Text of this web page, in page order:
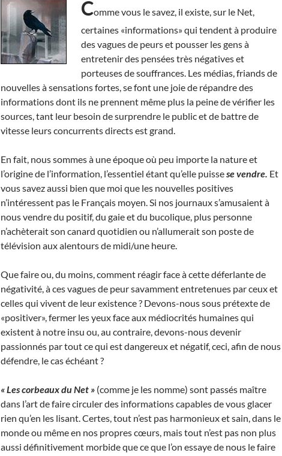
Comme vous le savez, il existe, sur le Net,
certaines «informations» qui tendent à produire
des vagues de peurs et pousser les gens à
entretenir des pensées très négatives et
porteuses de souffrances. Les médias, friands de
nouvelles à sensations fortes, se font une joie de répandre des
informations dont ils ne prennent même plus la peine de vérifier les
sources, tant leur besoin de surprendre le public et de battre de
vitesse leurs concurrents directs est grand.
En fait, nous sommes à une époque où peu importe la nature et
l’origine de l’information, l’essentiel étant qu’elle puissese vendre. Et
vous savez aussi bien que moi que les nouvelles positives
n’intéressent pas le Français moyen. Si nos journaux s’amusaient à
nous vendre du positif, du gaie et du bucolique, plus personne
n’achèterait son canard quotidien ou n’allumerait son poste de
télévision aux alentours de midi/une heure.
Que faire ou, du moins, comment réagir face à cette déferlante de
négativité, à ces vagues de peur savamment entretenues par ceux et
celles qui vivent de leur existence ? Devons-nous sous prétexte de
«positiver», fermer les yeux face aux médiocrités humaines qui
existent à notre insu ou, au contraire, devons-nous devenir
passionnés par tout ce qui est dangereux et négatif, ceci, afin de nous
défendre, le cas échéant ?
« Les corbeaux du Net » (comme je les nomme) sont passés maître
dans l’art de faire circuler des informations capables de vous glacer
rien qu’en les lisant. Certes, tout n’est pas harmonieux et sain, dans le
monde ou même en nos propres cœurs, mais tout n’est pas non plus
aussi définitivement morbide que ce que l’on essaye de nous le faire